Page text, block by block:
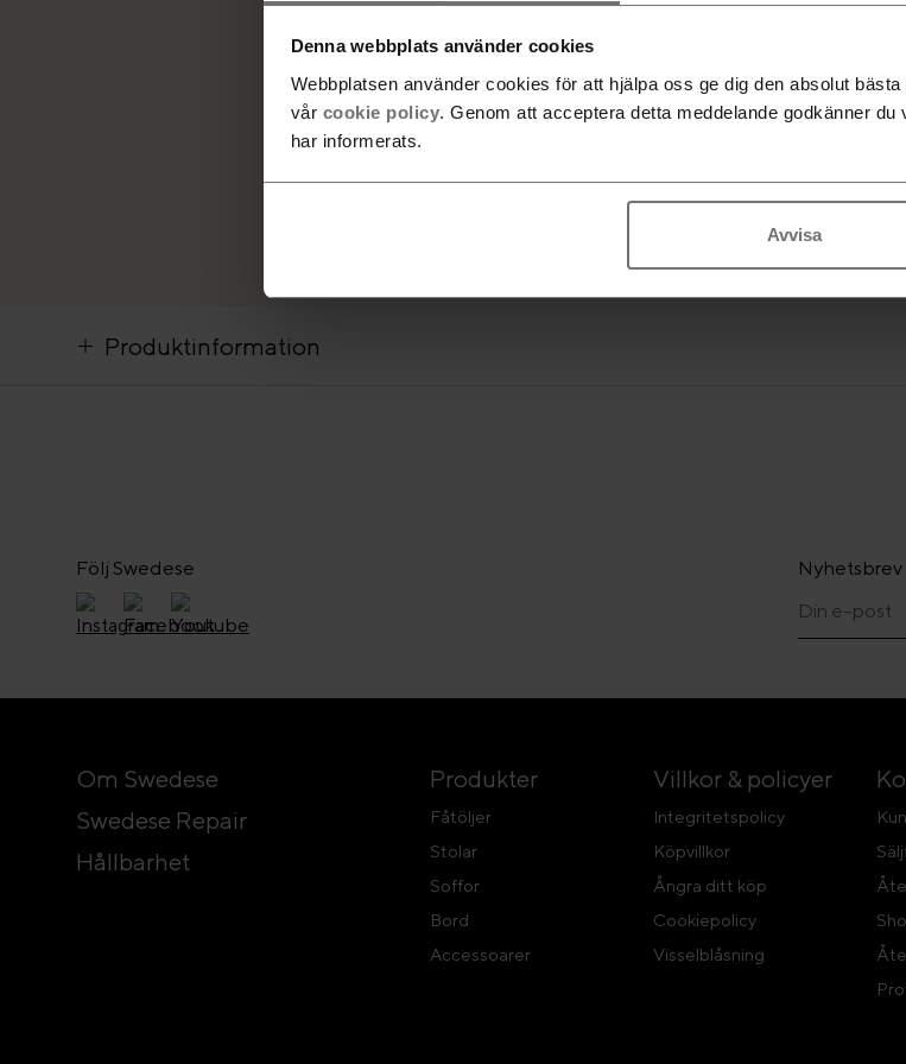
Denna webbplats använder cookies
Webbplatsen använder cookies för att hjälpa oss ge dig den absolut
vår cookie policy. Genom att acceptera detta meddelande godkänner
har informerats.
Avvisa
Produktinformation
Följ Swedese Nyhetsbrev
Om Swedese
Swedese Repair
Hållbarhet
Produkter
Fåtöljer
Stolar
Soffor
Bord
Accessoarer
Villkor & policyer
Integritetspolicy
Köpvillkor
Ångra ditt köp
Cookiepolicy
Visselblåsning